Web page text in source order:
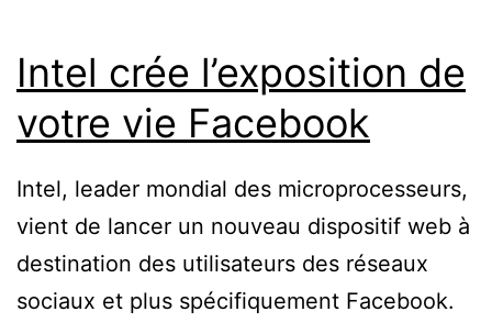
Intel crée l’exposition de
votre vie Facebook
Intel, leader mondial des microprocesseurs,
vient de lancer un nouveau dispositif web à
destination des utilisateurs des réseaux
sociaux et plus spécifiquement Facebook.